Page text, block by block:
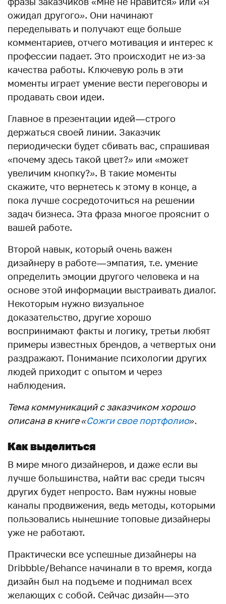
ожидал другого». Они начинают
переделывать и получают еще больше
комментариев, отчего мотивация и интерес к
профессии падает. Это происходит не из-за
качества работы. Ключевую роль в эти
моменты играет умение вести переговоры и
продавать свои идеи.
Главное в презентации идей — строго
держаться своей линии. Заказчик
периодически будет сбивать вас, спрашивая
«почему здесь такой цвет?» или «может
увеличим кнопку?». В такие моменты
скажите, что вернетесь к этому в конце, а
пока лучше сосредоточиться на решении
задач бизнеса. Эта фраза многое прояснит о
вашей работе.
Второй навык, который очень важен
дизайнеру в работе — эмпатия, т.е. умение
определить эмоции другого человека и на
основе этой информации выстраивать диалог.
Некоторым нужно визуальное
доказательство, другие хорошо
воспринимают факты и логику, третьи любят
примеры известных брендов, а четвертых они
раздражают. Понимание психологии других
людей приходит с опытом и через
наблюдения.
Тема коммуникаций с заказчиком хорошо
описана в книге «Сожги свое портфолио».
Как выделиться
В мире много дизайнеров, и даже если вы
лучше большинства, найти вас среди тысяч
других будет непросто. Вам нужны новые
каналы продвижения, ведь методы, которыми
пользовались нынешние топовые дизайнеры
уже не работают.
Практически все успешные дизайнеры на
Dribbble/Behance начинали в то время, когда
дизайн был на подъеме и поднимал всех
желающих с собой. Сейчас дизайн — это